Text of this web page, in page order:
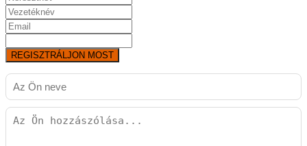
REGISZTRÁLJON MOST